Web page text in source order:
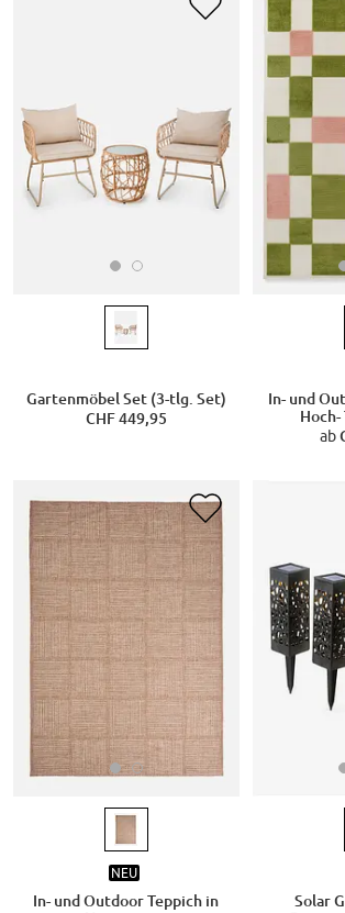
Gartenmöbel Set (3-tlg. Set)
CHF 449,95
In- und
ab
NEU
In- und Outdoor Teppich in
Solar